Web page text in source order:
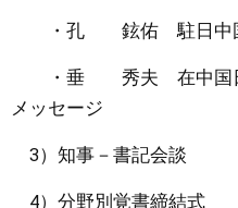
・孔 鉉佑 駐日中国
・垂 秀夫 在中国日
メッセージ
3）知事－書記会談
4）分野別覚書締結式